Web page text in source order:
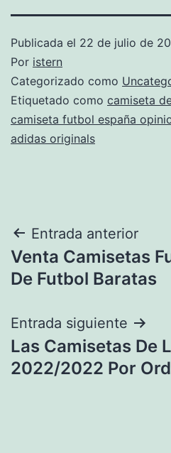
Publicada el 22 de julio de
Por istern
Categorizado como
Etiquetado como camiseta
camiseta futbol españa
adidas originals
Navegación
de
Entrada anterior
Venta Camisetas
De Futbol Baratas
Entrada siguiente
Las Camisetas De
2022/2022 Por